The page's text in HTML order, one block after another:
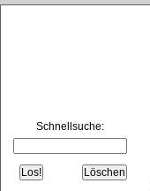
Schnellsuche: